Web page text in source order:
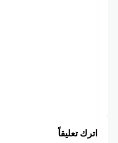
اترك تعليقاً